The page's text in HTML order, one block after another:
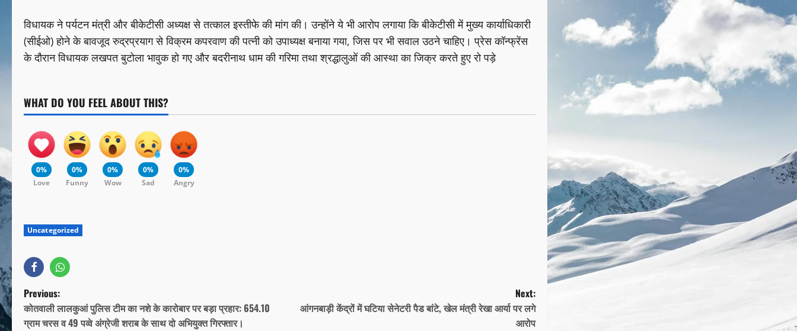
विधायक ने पर्यटन मंत्री और बीकेटीसी अध्यक्ष से तत्काल इस्तीफे की मांग की। उन्होंने ये भी आरोप लगाया कि बीकेटीसी में मुख्य कार्याधिकारी
(सीईओ) होने के बावजूद रुद्रप्रयाग से विक्रम कपरवाण की पत्नी को उपाध्यक्ष बनाया गया, जिस पर भी सवाल उठने चाहिए। प्रेस कॉन्फ्रेंस
के दौरान विधायक लखपत बुटोला भावुक हो गए और बदरीनाथ धाम की गरिमा तथा श्रद्धालुओं की आस्था का जिक्र करते हुए रो पड़े
WHAT DO YOU FEEL ABOUT THIS?
0%
Love
0%
Funny
0%
Wow
0%
Sad
0%
Angry
Uncategorized
Previous:
कोतवाली लालकुआं पुलिस टीम का नशे के कारोबार पर बड़ा प्रहार: 654.10
ग्राम चरस व 49 पव्वे अंग्रेजी शराब के साथ दो अभियुक्त गिरफ्तार।
Next:
आंगनबाड़ी केंद्रों में घटिया सेनेटरी पैड बांटे, खेल मंत्री रेखा आर्या पर लगे
आरोप